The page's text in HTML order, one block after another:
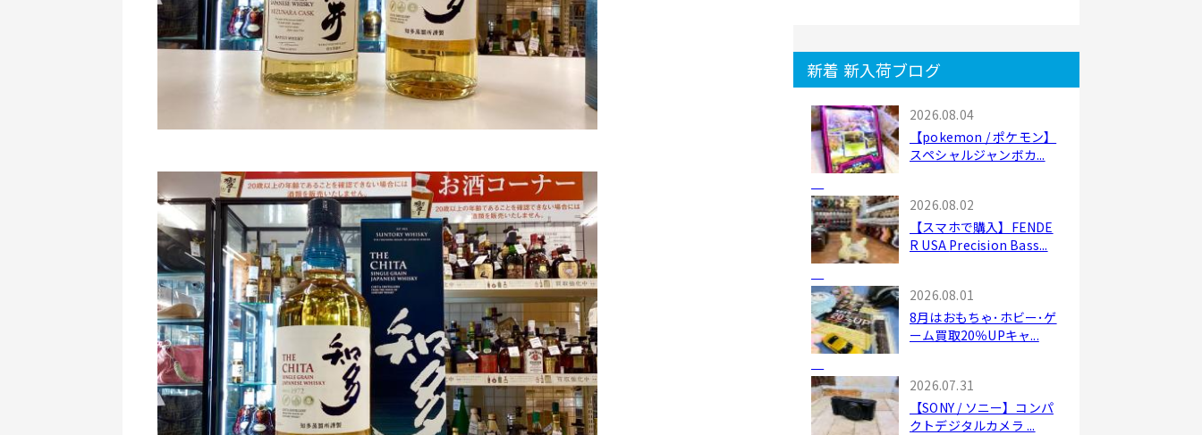
新着 新入荷ブログ
2026.08.04
【pokemon / ポケモン】
スペシャルジャンボカ...
2026.08.02
【スマホで購入】FENDE
R USA Precision Bass...
2026.08.01
8月はおもちゃ･ホビー･ゲ
ーム買取20％UPキャ...
2026.07.31
【SONY / ソニー】コンパ
クトデジタルカメラ ...